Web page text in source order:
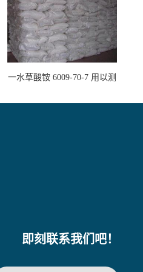
一水草酸铵 6009-70-7 用以测
即刻联系我们吧！